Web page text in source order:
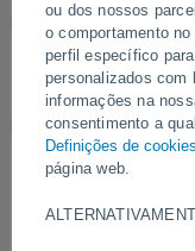
ou dos nossos
o comportamento
perfil específico
personalizados com
informações na
consentimento a
Definições de cookies
página web.
Índice
Nesta página
diferentes ícones
complemento para